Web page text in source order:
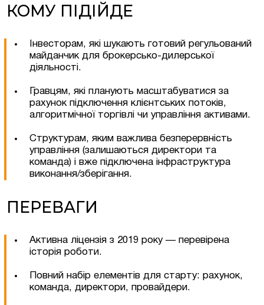
КОМУ ПІДІЙДЕ
Інвесторам, які шукають готовий регульований
майданчик для брокерсько-дилерської
діяльності.
Гравцям, які планують масштабуватися за
рахунок підключення клієнтських потоків,
алгоритмічної торгівлі чи управління активами.
Структурам, яким важлива безперервність
управління (залишаються директори та
команда) і вже підключена інфраструктура
виконання/зберігання.
ПЕРЕВАГИ
Активна ліцензія з 2019 року — перевірена
історія роботи.
Повний набір елементів для старту: рахунок,
команда, директори, провайдери.
Залишити заявку
Згоден на обробку персональних даних